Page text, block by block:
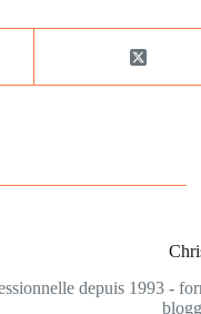
depuis 1993 -